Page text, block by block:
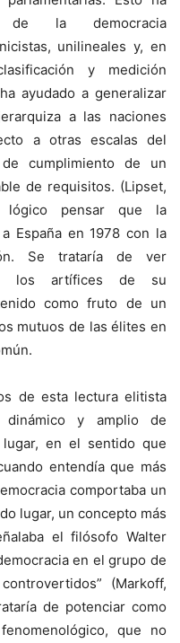
de la democracia
unilineales y, en
y medición
ayudado a generalizar
a las naciones
a otras escalas del
cumplimiento de un
de requisitos. (Lipset,
lógico pensar que la
España en 1978 con la
Se trataría de ver
los artífices de su
como fruto de un
mutuos de las élites en
de esta lectura elitista
dinámico y amplio de
en el sentido que
entendía que más
comportaba un
lugar, un concepto más
el filósofo Walter
en el grupo de
(Markoff,
de potenciar como
que no